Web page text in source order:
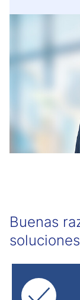
Buenas